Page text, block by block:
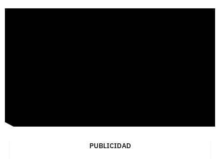
PUBLICIDAD